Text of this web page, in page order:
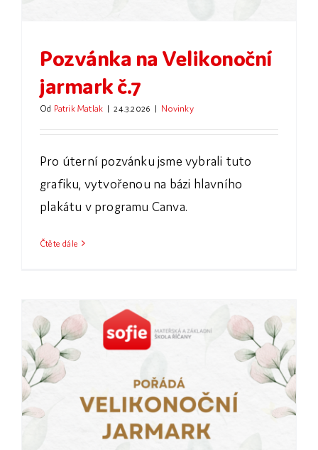
Pozvánka na Velikonoční
jarmark č.7
Od Patrik Matlak | 24.3.2026 | Novinky
Pro úterní pozvánku jsme vybrali tuto
grafiku, vytvořenou na bázi hlavního
plakátu v programu Canva.
Čtěte dále